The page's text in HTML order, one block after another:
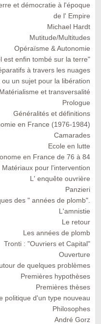
et démocratie à l'époque
de l' Empire
Michael Hardt
Mutitude/Multitudes
Opéraïsme & Autonomie
est enfin tombé sur la terre"
à travers les nuages
un sujet pour la libération
Matérialisme et transversalité
Prologue
Généralités et définitions
en France (1976-1984)
Camarades
Ecole en lutte
en France de 76 à 84
Matériaux pour l'intervention
L' enquête ouvrière
Panzieri
des " années de plomb".
L'amnistie
Le retour
Les années de plomb
Tronti : "Ouvriers et Capital"
Ouverture
de quelques problèmes
Premières hypothèses
Premières thèses
politique d'un type nouveau
Philosophes
André Gorz